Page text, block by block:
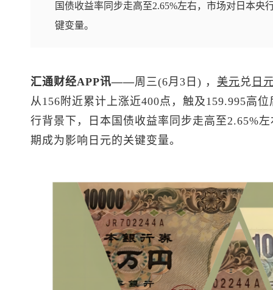
国债收益率同步走高至2.65%左右，市场对日本央
键变量。
汇通财经APP讯——周三(6月3日) ， 美元兑 日
从156附近累计上涨近400点，触及159.995高
行背景下，日本国债收益率同步走高至2.65%
期成为影响日元的关键变量。